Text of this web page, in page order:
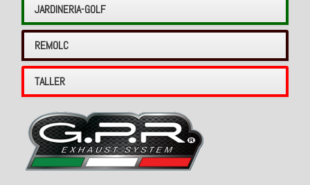
JARDINERIA-GOLF
REMOLC
TALLER